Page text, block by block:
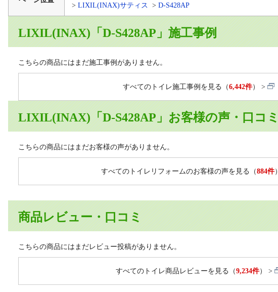
LIXIL(INAX)サティス
D-S428AP
LIXIL(INAX)「D-S428AP」施工事例
こちらの商品にはまだ施工事例がありません。
すべてのトイレ施工事例を見る （6,442件）
LIXIL(INAX)「D-S428AP」お客様の声・口コミ
こちらの商品にはまだお客様の声がありません。
すべてのトイレリフォームのお客様の声を見る （884件）
商品レビュー・口コミ
こちらの商品にはまだレビュー投稿がありません。
すべてのトイレ商品レビューを見る （9,234件）